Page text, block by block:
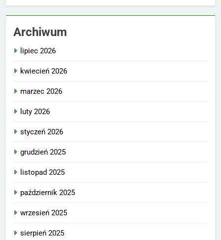
Archiwum
lipiec 2026
kwiecień 2026
marzec 2026
luty 2026
styczeń 2026
grudzień 2025
listopad 2025
październik 2025
wrzesień 2025
sierpień 2025